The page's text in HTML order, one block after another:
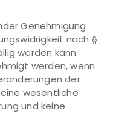
Genehmigung
nach §
werden kann.
werden, wenn
der
wesentliche
und keine